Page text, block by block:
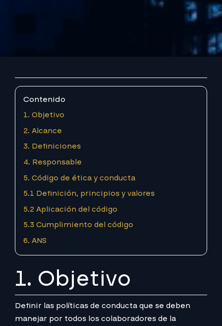
Contenido
1. Objetivo
2. Alcance
3. Definiciones
4. Responsable
5. Código de ética y conducta
5.1 Definición, principios y valores
5.2 Aplicación del código
5.3 Cumplimiento del código
6. ANS
1. Objetivo
Definir las políticas de conducta que se deben
manejar por todos los colaboradores de la